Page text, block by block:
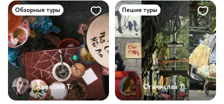
Обзорные туры
Алексей Т.
Пешие туры
Станислав Л.